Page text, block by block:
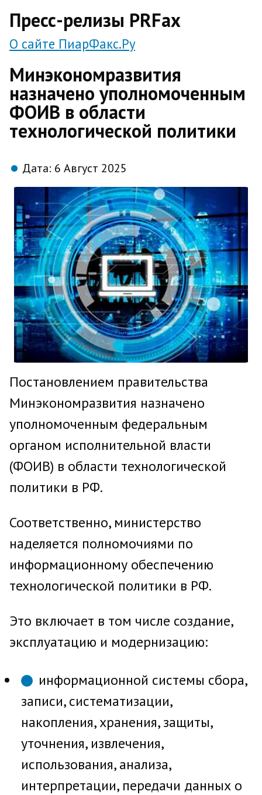
Пресс-релизы PRFax
О сайте ПиарФакс.Ру
Минэкономразвития
назначено уполномоченным
ФОИВ в области
технологической политики
Дата: 6 Август 2025
Постановлением правительства
Минэкономразвития назначено
уполномоченным федеральным
органом исполнительной власти
(ФОИВ) в области технологической
политики в РФ.
Соответственно, министерство
наделяется полномочиями по
информационному обеспечению
технологической политики в РФ.
Это включает в том числе создание,
эксплуатацию и модернизацию:
информационной системы сбора,
записи, систематизации,
накопления, хранения, защиты,
уточнения, извлечения,
использования, анализа,
интерпретации, передачи данных о